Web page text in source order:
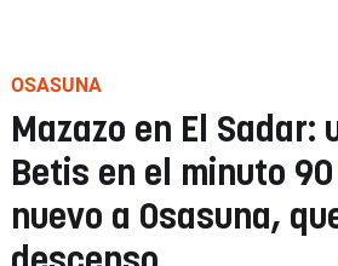
OSASUNA
Mazazo en El Sadar:
Betis en el minuto
nuevo a Osasuna,